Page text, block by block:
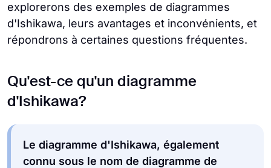
explorerons des exemples de diagrammes
d'Ishikawa, leurs avantages et inconvénients, et
répondrons à certaines questions fréquentes.
Qu'est-ce qu'un diagramme
d'Ishikawa?
Le diagramme d'Ishikawa, également
connu sous le nom de diagramme de